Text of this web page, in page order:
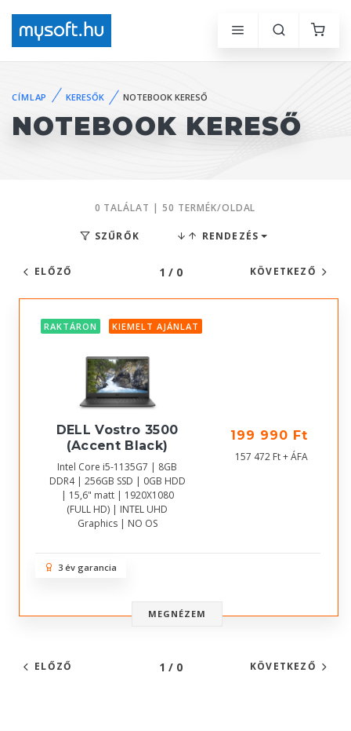
CÍMLAP KERESŐK NOTEBOOK KERESŐ
NOTEBOOK KERESŐ
0 TALÁLAT | 50 TERMÉK/OLDAL
SZŰRŐK RENDEZÉS
ELŐZŐ 1 / 0 KÖVETKEZŐ
RAKTÁRON KIEMELT AJÁNLAT
DELL Vostro 3500
(Accent Black)
Intel Core i5-1135G7 | 8GB
DDR4 | 256GB SSD | 0GB HDD
| 15,6" matt | 1920X1080
(FULL HD) | INTEL UHD
Graphics | NO OS
199 990 Ft
157 472 Ft + ÁFA
3 év garancia
MEGNÉZEM
ELŐZŐ 1 / 0 KÖVETKEZŐ